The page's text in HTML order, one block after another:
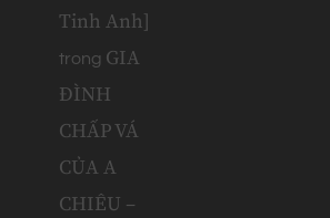
Tinh Anh]
trong GIA
ĐÌNH
CHẤP VÁ
CỦA A
CHIÊU –